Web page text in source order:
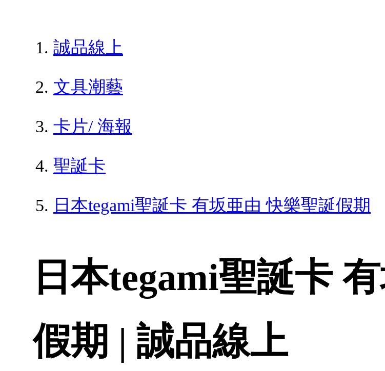
誠品線上
文具潮藝
卡片/ 海報
聖誕卡
日本tegami聖誕卡 有坂亜由 快樂聖誕假期
日本tegami聖誕卡
假期 | 誠品線上